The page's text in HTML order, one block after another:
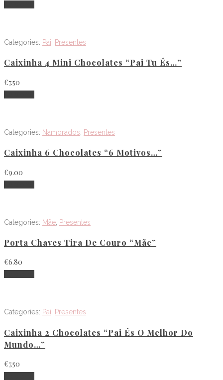
Categories: Pai Presentes
Caixinha 4 Mini Chocolates “Pai Tu És…”
€7.50
Categories: Namorados Presentes
Caixinha 6 Chocolates “6 Motivos…”
€9.00
Categories: Mãe Presentes
Porta Chaves Tira De Couro “Mãe”
€6.80
Categories: Pai, Presentes
Caixinha 2 Chocolates “Pai És O Melhor Do
Mundo…”
€7.50